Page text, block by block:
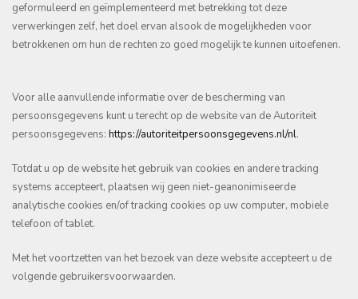
geformuleerd en geïmplementeerd met betrekking tot deze
verwerkingen zelf, het doel ervan alsook de mogelijkheden voor
betrokkenen om hun de rechten zo goed mogelijk te kunnen uitoefenen.
Voor alle aanvullende informatie over de bescherming van
persoonsgegevens kunt u terecht op de website van de Autoriteit
persoonsgegevens: https://autoriteitpersoonsgegevens.nl/nl.
Totdat u op de website het gebruik van cookies en andere tracking
systems accepteert, plaatsen wij geen niet-geanonimiseerde
analytische cookies en/of tracking cookies op uw computer, mobiele
telefoon of tablet.
Met het voortzetten van het bezoek van deze website accepteert u de
volgende gebruikersvoorwaarden.